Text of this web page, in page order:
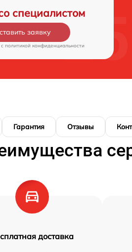
специалистом
заявку
c политикой конфиденциальности
Гарантия Отзывы
доставка